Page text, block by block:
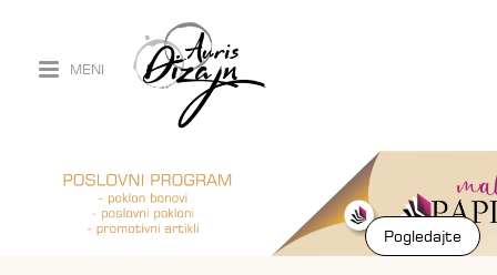
MENI
Pogledajte
Pogledajte